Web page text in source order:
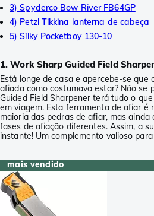
3) Spyderco Bow River FB64GP
4) Petzl Tikkina lanterna de cabeça
5) Silky Pocketboy 130-10
1. Work Sharp Guided Field
Está longe de casa e apercebe-se que
afiada como costumava estar? Não se
Guided Field Sharpener terá tudo o
em viagem. Esta ferramenta de afiar é
maioria das pedras de afiar, mas
fases de afiação diferentes. Assim, a
instante! Um complemento valioso para
mais vendido